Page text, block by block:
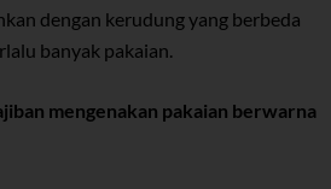
dengan kerudung yang berbeda
banyak pakaian.
mengenakan pakaian berwarna